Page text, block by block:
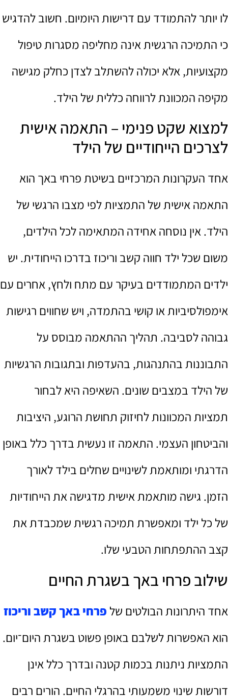
לו יותר להתמודד עם דרישות היומיום. חשוב להדגיש
כי התמיכה הרגשית אינה מחליפה מסגרות טיפול
מקצועיות, אלא יכולה להשתלב לצדן כחלק מגישה
מקיפה המכוונת לרווחה כללית של הילד.
למצוא שקט פנימי – התאמה אישית
לצרכים הייחודיים של הילד
אחד העקרונות המרכזיים בשיטת פרחי באך הוא
התאמה אישית של התמציות לפי מצבו הרגשי של
הילד. אין נוסחה אחידה המתאימה לכל הילדים,
משום שכל ילד חווה קשב וריכוז בדרכו הייחודית. יש
ילדים המתמודדים בעיקר עם מתח ולחץ, אחרים עם
אימפולסיביות או קושי בהתמדה, ויש שחווים רגישות
גבוהה לסביבה. תהליך ההתאמה מבוסס על
התבוננות בהתנהגות, בהעדפות ובתגובות הרגשיות
של הילד במצבים שונים. השאיפה היא לבחור
תמציות המכוונות לחיזוק תחושת הרוגע, היציבות
והביטחון העצמי. התאמה זו נעשית בדרך כלל באופן
הדרגתי ומותאמת לשינויים שחלים בילד לאורך
הזמן. גישה מותאמת אישית מדגישה את הייחודיות
של כל ילד ומאפשרת תמיכה רגשית שמכבדת את
קצב ההתפתחות הטבעי שלו.
שילוב פרחי באך בשגרת החיים
אחד היתרונות הבולטים של פרחי באך קשב וריכוז
הוא האפשרות לשלבם באופן פשוט בשגרת היום־יום.
התמציות ניתנות בכמות קטנה ובדרך כלל אינן
דורשות שינוי משמעותי בהרגלי החיים. הורים רבים